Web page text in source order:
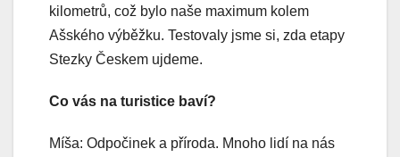
kilometrů, což bylo naše maximum kolem
Ašského výběžku. Testovaly jsme si, zda etapy
Stezky Českem ujdeme.
Co vás na turistice baví?
Míša: Odpočinek a příroda. Mnoho lidí na nás